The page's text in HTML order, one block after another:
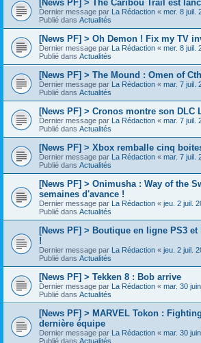
[News PF] > The Caribou Trail est
Dernier message par La Rédaction « mer. 8 juil.
Publié dans Actualités
[News PF] > Oh Demon ! Fix my TV
Dernier message par La Rédaction « mer. 8 juil.
Publié dans Actualités
[News PF] > The Mound : Omen of
Dernier message par La Rédaction « mar. 7 juil.
Publié dans Actualités
[News PF] > Cronos montre son DLC
Dernier message par La Rédaction « mar. 7 juil.
Publié dans Actualités
[News PF] > Xbox remballe cinq
Dernier message par La Rédaction « mar. 7 juil.
Publié dans Actualités
[News PF] > Onimusha : Way of the
semaines d'avance !
Dernier message par La Rédaction « jeu. 2 juil.
Publié dans Actualités
[News PF] > Boutique en ligne PS3
!
Dernier message par La Rédaction « jeu. 2 juil.
Publié dans Actualités
[News PF] > Tekken 8 : Bob arrive
Dernier message par La Rédaction « mar. 30
Publié dans Actualités
[News PF] > MARVEL Tokon :
dernière équipe
Dernier message par La Rédaction « mar. 30
Publié dans Actualités